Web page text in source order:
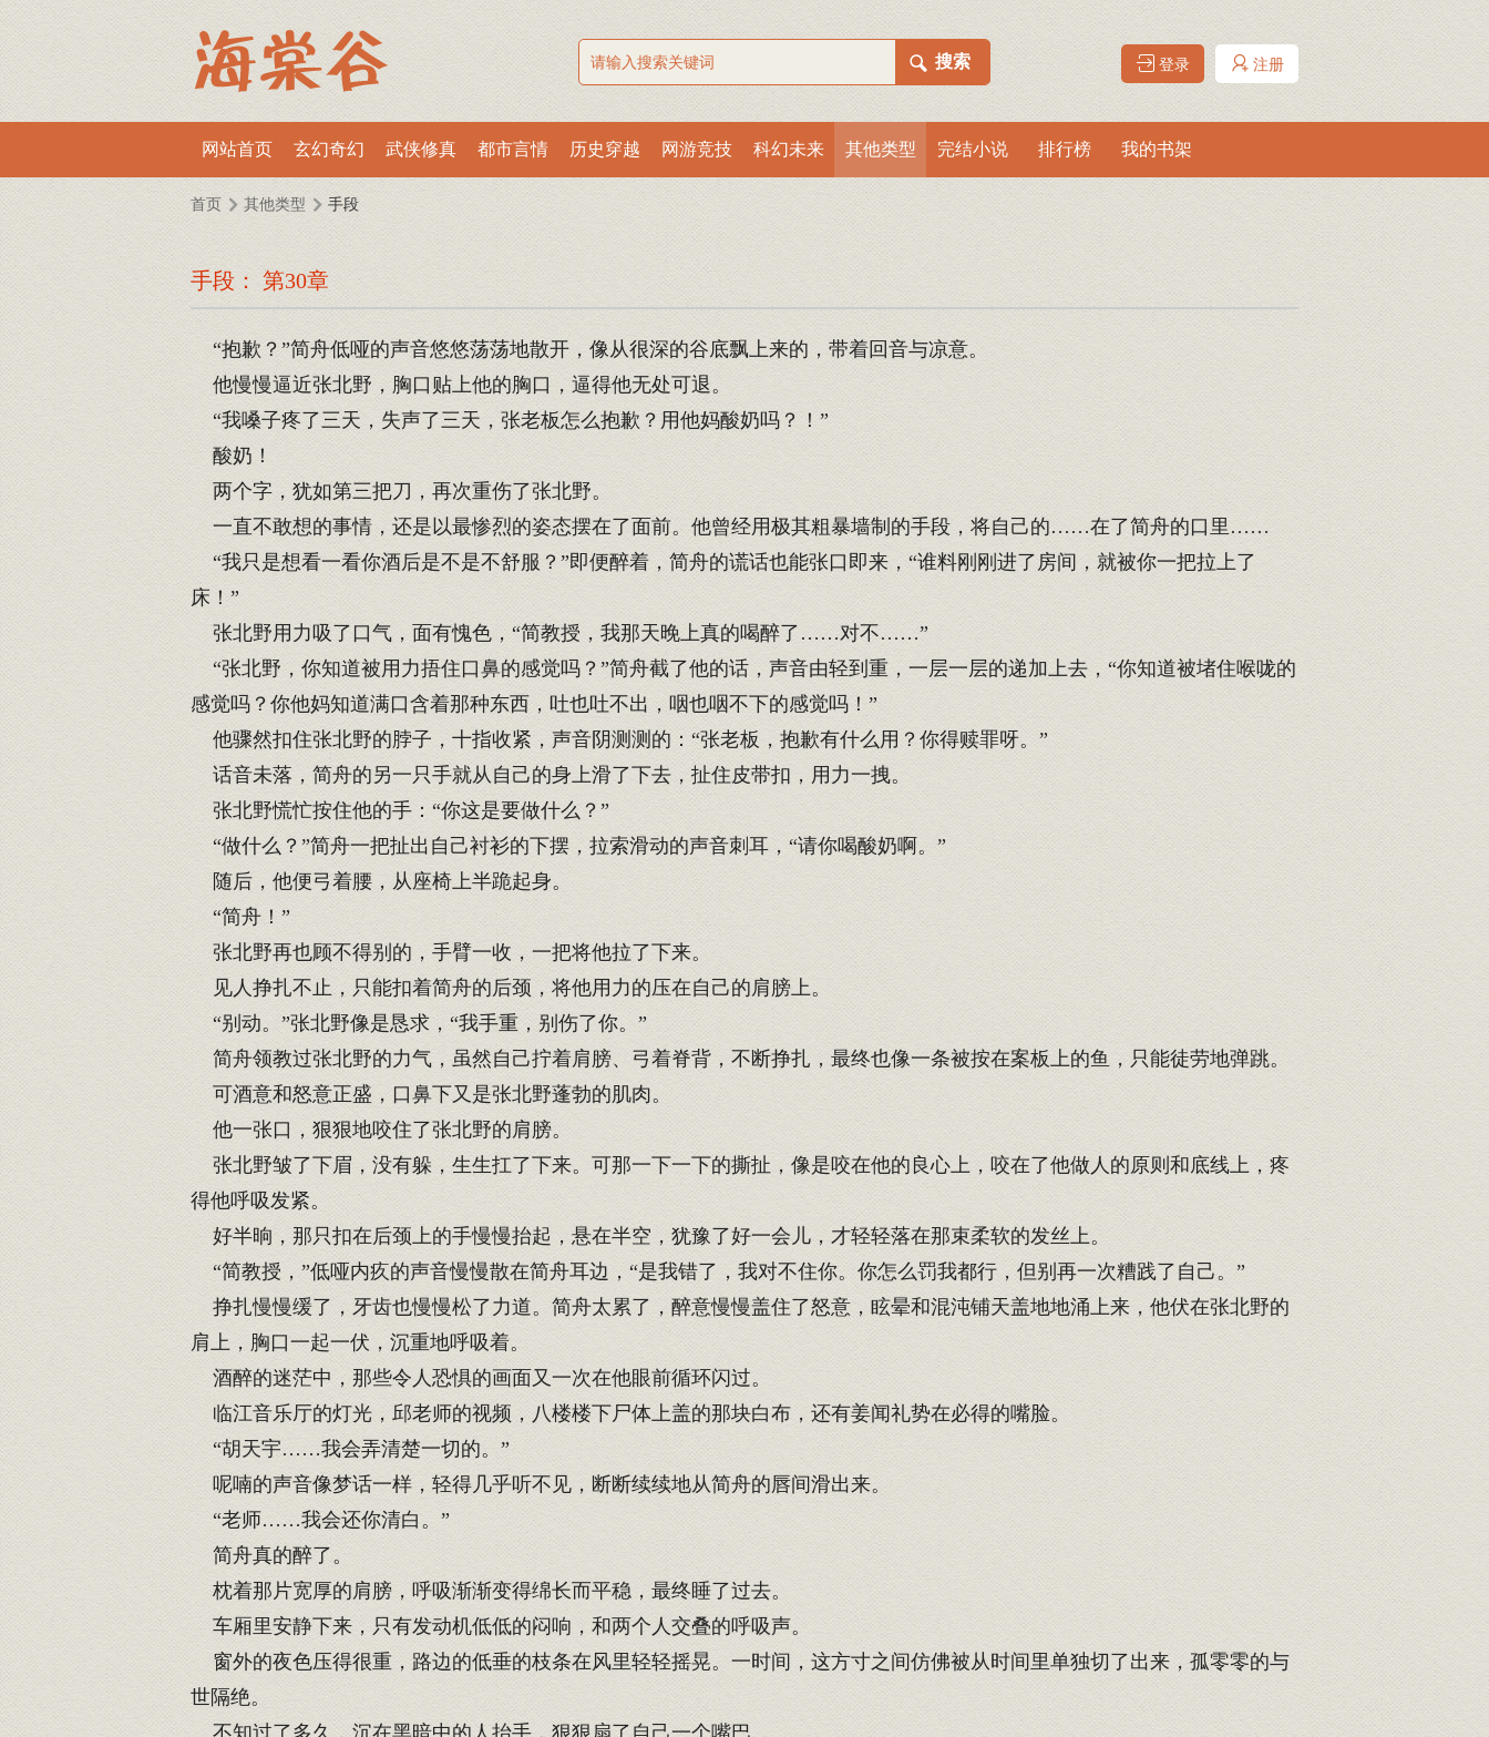
登录 注册
网站首页 玄幻奇幻 武侠修真 都市言情 历史穿越 网游竞技 科幻未来 其他类型 完结小说 排行榜 我的书架
首页 其他类型 手段
手段： 第30章
“抱歉？”简舟低哑的声音悠悠荡荡地散开，像从很深的谷底飘上来的，带着回音与凉意。
他慢慢逼近张北野，胸口贴上他的胸口，逼得他无处可退。
“我嗓子疼了三天，失声了三天，张老板怎么抱歉？用他妈酸奶吗？！”
酸奶！
两个字，犹如第三把刀，再次重伤了张北野。
一直不敢想的事情，还是以最惨烈的姿态摆在了面前。他曾经用极其粗暴墙制的手段，将自己的……在了简舟的口里……
“我只是想看一看你酒后是不是不舒服？”即便醉着，简舟的谎话也能张口即来，“谁料刚刚进了房间，就被你一把拉上了
床！”
张北野用力吸了口气，面有愧色，“简教授，我那天晚上真的喝醉了……对不……”
“张北野，你知道被用力捂住口鼻的感觉吗？”简舟截了他的话，声音由轻到重，一层一层的递加上去，“你知道被堵住喉咙的
感觉吗？你他妈知道满口含着那种东西，吐也吐不出，咽也咽不下的感觉吗！”
他骤然扣住张北野的脖子，十指收紧，声音阴测测的：“张老板，抱歉有什么用？你得赎罪呀。”
话音未落，简舟的另一只手就从自己的身上滑了下去，扯住皮带扣，用力一拽。
张北野慌忙按住他的手：“你这是要做什么？”
“做什么？”简舟一把扯出自己衬衫的下摆，拉索滑动的声音刺耳，“请你喝酸奶啊。”
随后，他便弓着腰，从座椅上半跪起身。
“简舟！”
张北野再也顾不得别的，手臂一收，一把将他拉了下来。
见人挣扎不止，只能扣着简舟的后颈，将他用力的压在自己的肩膀上。
“别动。”张北野像是恳求，“我手重，别伤了你。”
简舟领教过张北野的力气，虽然自己拧着肩膀、弓着脊背，不断挣扎，最终也像一条被按在案板上的鱼，只能徒劳地弹跳。
可酒意和怒意正盛，口鼻下又是张北野蓬勃的肌肉。
他一张口，狠狠地咬住了张北野的肩膀。
张北野皱了下眉，没有躲，生生扛了下来。可那一下一下的撕扯，像是咬在他的良心上，咬在了他做人的原则和底线上，疼
得他呼吸发紧。
好半晌，那只扣在后颈上的手慢慢抬起，悬在半空，犹豫了好一会儿，才轻轻落在那束柔软的发丝上。
“简教授，”低哑内疚的声音慢慢散在简舟耳边，“是我错了，我对不住你。你怎么罚我都行，但别再一次糟践了自己。”
挣扎慢慢缓了，牙齿也慢慢松了力道。简舟太累了，醉意慢慢盖住了怒意，眩晕和混沌铺天盖地地涌上来，他伏在张北野的
肩上，胸口一起一伏，沉重地呼吸着。
酒醉的迷茫中，那些令人恐惧的画面又一次在他眼前循环闪过。
临江音乐厅的灯光，邱老师的视频，八楼楼下尸体上盖的那块白布，还有姜闻礼势在必得的嘴脸。
“胡天宇……我会弄清楚一切的。”
呢喃的声音像梦话一样，轻得几乎听不见，断断续续地从简舟的唇间滑出来。
“老师……我会还你清白。”
简舟真的醉了。
枕着那片宽厚的肩膀，呼吸渐渐变得绵长而平稳，最终睡了过去。
车厢里安静下来，只有发动机低低的闷响，和两个人交叠的呼吸声。
窗外的夜色压得很重，路边的低垂的枝条在风里轻轻摇晃。一时间，这方寸之间仿佛被从时间里单独切了出来，孤零零的与
世隔绝。
不知过了多久，沉在黑暗中的人抬手，狠狠扇了自己一个嘴巴。